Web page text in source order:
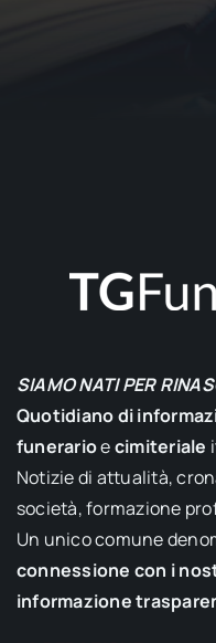
SIAMO NATI PER
Quotidiano di
funerarioecimiteriale
Notizie di attualità,
società, formazione
Un unico comune
connessione con i
informazione